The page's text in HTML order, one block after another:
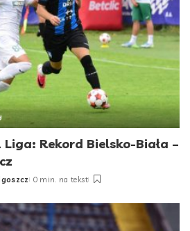
Rekord Bielsko-Biała –
0 min. na tekst